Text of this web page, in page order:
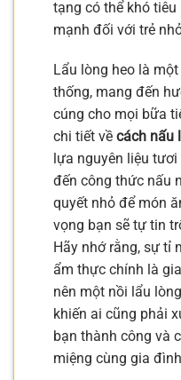
tạng có thể khó
mạnh đối với trẻ
Lẩu lòng heo là
thống, mang đến
cúng cho mọi bữa
chi tiết về cách nấu
lựa nguyên liệu
đến công thức nấu
quyết nhỏ để món
vọng bạn sẽ tự tin
Hãy nhớ rằng, sự tỉ
ẩm thực chính là
nên một nồi lẩu
khiến ai cũng phải
bạn thành công và
miệng cùng gia